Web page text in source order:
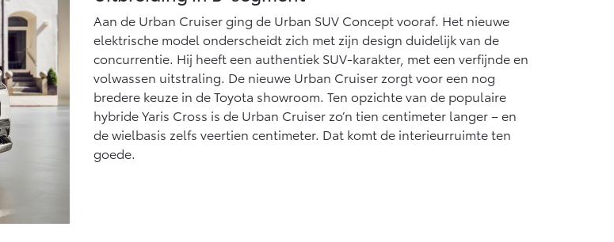
Vanaf € 37.500,- Vanaf € 55.950,-
Land Cruiser (excl. BTW)
Vanaf € 89.986,-
Aan de Urban Cruiser ging de Urban SUV Concept vooraf. Het nieuwe
elektrische model onderscheidt zich met zijn design duidelijk van de
concurrentie. Hij heeft een authentiek SUV-karakter, met een verfijnde en
volwassen uitstraling. De nieuwe Urban Cruiser zorgt voor een nog
bredere keuze in de Toyota showroom. Ten opzichte van de populaire
hybride Yaris Cross is de Urban Cruiser zo’n tien centimeter langer – en
de wielbasis zelfs veertien centimeter. Dat komt de interieurruimte ten
goede.